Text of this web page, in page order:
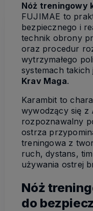
Nóż treningowy
FUJIMAE to
bezpiecznego i
technik obrony
oraz procedur
wytrzymałego
systemach takich
Krav Maga.
Karambit to
wywodzący się z
rozpoznawalny
ostrza
treningowa z
ruch, dystans,
używania ostrej
Nóż
do